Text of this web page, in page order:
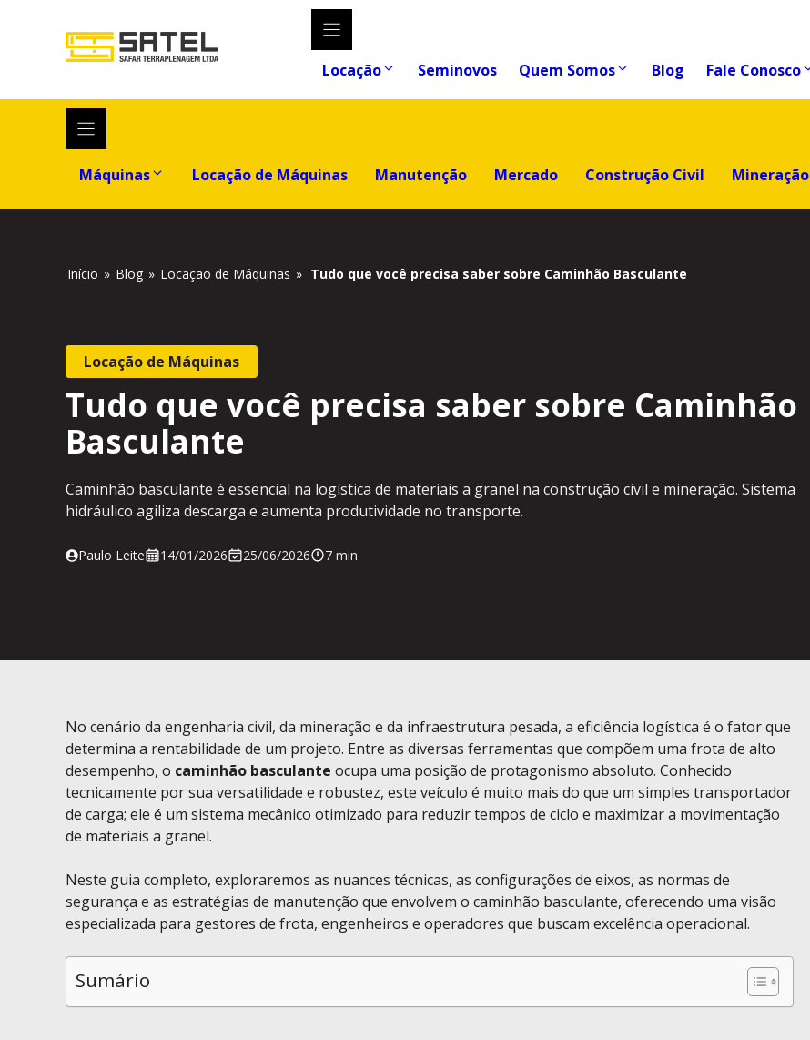
Locação Seminovos Quem Somos Blog Fale Conosco
Máquinas Locação de Máquinas Manutenção Mercado Construção Civil Mineração
Início » Blog » Locação de Máquinas » Tudo que você precisa saber sobre Caminhão Basculante
Locação de Máquinas
Tudo que você precisa saber sobre Caminhão
Basculante
Caminhão basculante é essencial na logística de materiais a granel na construção civil e mineração. Sistema
hidráulico agiliza descarga e aumenta produtividade no transporte.
Paulo Leite 14/01/2026 25/06/2026 7 min
No cenário da engenharia civil, da mineração e da infraestrutura pesada, a eficiência logística é o fator que
determina a rentabilidade de um projeto. Entre as diversas ferramentas que compõem uma frota de alto
desempenho, o caminhão basculante ocupa uma posição de protagonismo absoluto. Conhecido
tecnicamente por sua versatilidade e robustez, este veículo é muito mais do que um simples transportador
de carga; ele é um sistema mecânico otimizado para reduzir tempos de ciclo e maximizar a movimentação
de materiais a granel.
Neste guia completo, exploraremos as nuances técnicas, as configurações de eixos, as normas de
segurança e as estratégias de manutenção que envolvem o caminhão basculante, oferecendo uma visão
especializada para gestores de frota, engenheiros e operadores que buscam excelência operacional.
Sumário